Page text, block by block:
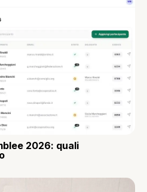
2026: quali